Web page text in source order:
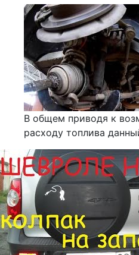
В общем приводя к
расходу топлива